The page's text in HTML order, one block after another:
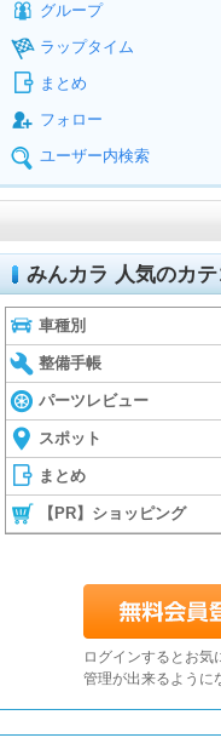
グループ
ラップタイム
まとめ
フォロー
ユーザー内検索
みんカラ 人気のカテ
車種別
整備手帳
パーツレビュー
スポット
まとめ
【PR】ショッピング
ログインするとお気
管理が出来るように